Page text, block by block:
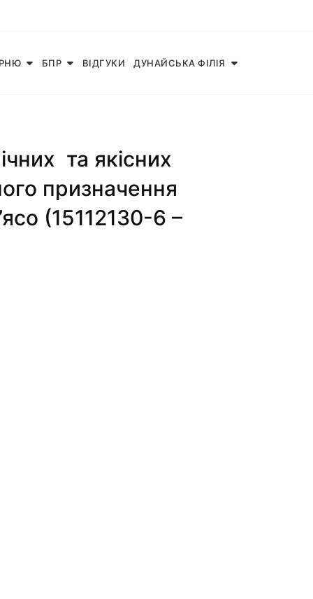
БПР ВІДГУКИ ДУНАЙСЬКА ФІЛІЯ
та якісних
призначення
(15112130-6 –